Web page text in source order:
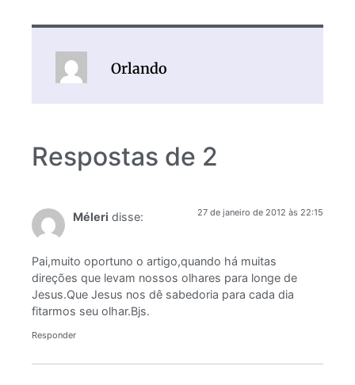
Orlando
Respostas de 2
Méleri disse: 27 de janeiro de 2012 às 22:15
Pai,muito oportuno o artigo,quando há muitas
direções que levam nossos olhares para longe de
Jesus.Que Jesus nos dê sabedoria para cada dia
fitarmos seu olhar.Bjs.
Responder